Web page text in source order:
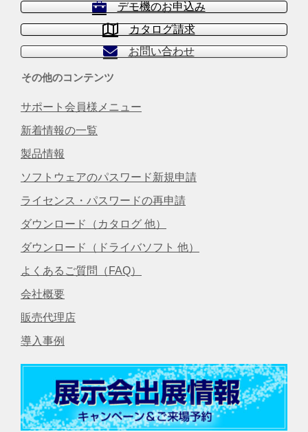
デモ機のお申込み
カタログ請求
お問い合わせ
その他のコンテンツ
サポート会員様メニュー
新着情報の一覧
製品情報
ソフトウェアのパスワード新規申請
ライセンス・パスワードの再申請
ダウンロード（カタログ 他）
ダウンロード（ドライバソフト 他）
よくあるご質問（FAQ）
会社概要
販売代理店
導入事例